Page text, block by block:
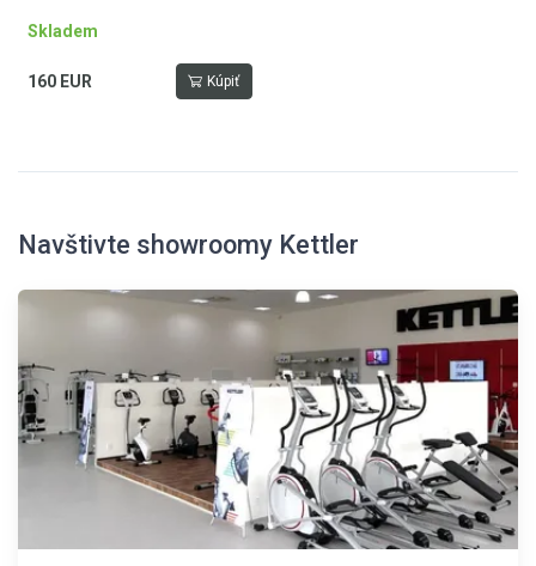
Skladem
160 EUR Kúpiť
Navštivte showroomy Kettler